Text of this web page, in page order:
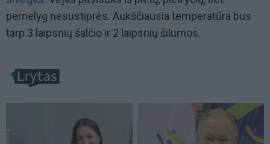
pernelyg nesustiprės. Aukščiausia temperatūra bus
tarp 3 laipsnių šalčio ir 2 laipsnių šilumos.